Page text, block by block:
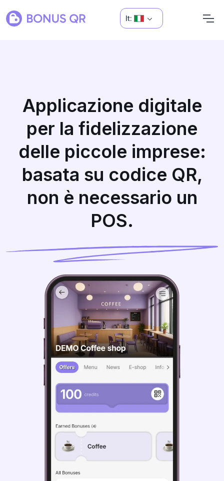
It:
Applicazione digitale
per la fidelizzazione
delle piccole imprese:
basata su codice QR,
non è necessario un
POS.